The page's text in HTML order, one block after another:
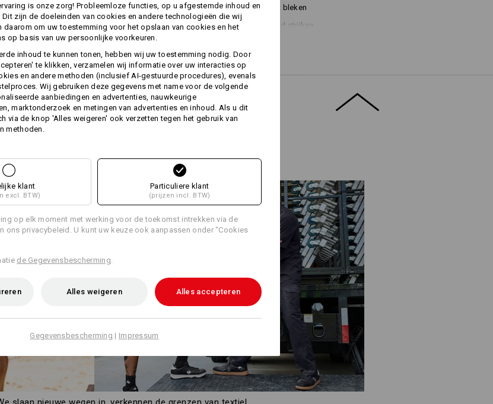
Machinewas 40°C
Niet bleken
Drogen in droger behoedzaam
Koud strijken
Niet droog reinigen
Personalisatie:
meer
is onze zorg! Probleemloze functies, op u afgestemde inhoud en
zijn de doeleinden van cookies en andere technologieën die wij
daarom om uw toestemming voor het opslaan van cookies en het
op basis van uw persoonlijke voorkeuren.
inhoud te kunnen tonen, hebben wij uw toestemming nodig. Door
te klikken, verzamelen wij informatie over uw interacties op
en andere methoden (inclusief AI-gestuurde procedures), evenals
Wij gebruiken deze gegevens met name voor de volgende
aanbiedingen en advertenties, nauwkeurige
marktonderzoek en metingen van advertenties en inhoud. Als u dit
via de knop 'Alles weigeren' ook verzetten tegen het gebruik van
methoden.
klant
excl. BTW)
Particuliere klant
(prijzen incl. BTW)
op elk moment met werking voor de toekomst intrekken via de
ons privacybeleid. U kunt uw keuze ook aanpassen onder “Cookies
de Gegevensbescherming
Alles weigeren Alles accepteren
Gegevensbescherming | Impressum